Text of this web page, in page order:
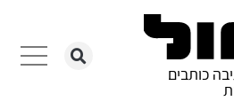
כותבים